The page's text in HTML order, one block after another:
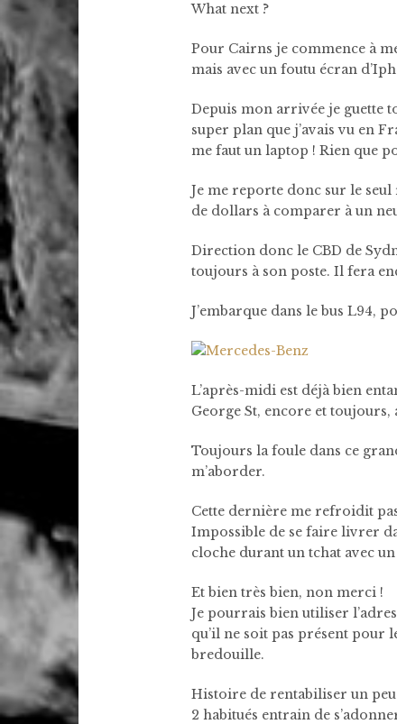
What next ?
Pour Cairns je commence à
mais avec un foutu écran
Depuis mon arrivée je guette
super plan que j’avais vu en
me faut un laptop ! Rien que
Je me reporte donc sur le
de dollars à comparer à un
Direction donc le CBD de
toujours à son poste. Il fera
J’embarque dans le bus L94,
L’après-midi est déjà bien
George St, encore et toujours,
Toujours la foule dans ce
m’aborder.
Cette dernière me refroidit
Impossible de se faire livrer
cloche durant un tchat avec
Et bien très bien, non merci !
Je pourrais bien utiliser
qu’il ne soit pas présent pour
bredouille.
Histoire de rentabiliser un
2 habitués entrain de